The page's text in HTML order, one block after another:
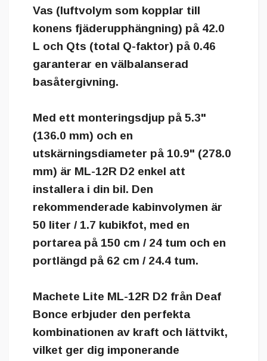
Vas (luftvolym som kopplar till
konens fjäderupphängning) på 42.0
L och Qts (total Q-faktor) på 0.46
garanterar en välbalanserad
basåtergivning.
Med ett monteringsdjup på 5.3"
(136.0 mm) och en
utskärningsdiameter på 10.9" (278.0
mm) är ML-12R D2 enkel att
installera i din bil. Den
rekommenderade kabinvolymen är
50 liter / 1.7 kubikfot, med en
portarea på 150 cm / 24 tum och en
portlängd på 62 cm / 24.4 tum.
Machete Lite ML-12R D2 från Deaf
Bonce erbjuder den perfekta
kombinationen av kraft och lättvikt,
vilket ger dig imponerande